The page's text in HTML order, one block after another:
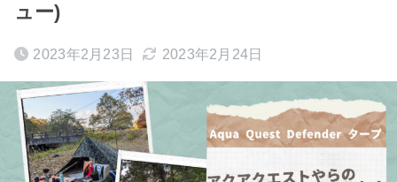
ュー)
2023年2月23日 2023年2月24日